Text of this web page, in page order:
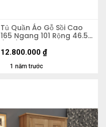
Tủ Quần Áo Gỗ Sồi Cao
165 Ngang 101 Rộng 46.5
(cm)
1 năm trước
12.800.000 ₫